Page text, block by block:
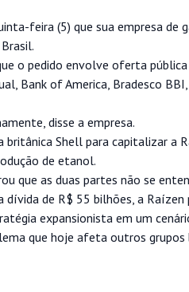
feira (5) que sua empresa de
o pedido envolve oferta
Bank of America, Bradesco
disse a empresa.
britânica Shell para capitalizar
de etanol.
que as duas partes não se
dívida de R$ 55 bilhões, a
expansionista em um
que hoje afeta outros grupos